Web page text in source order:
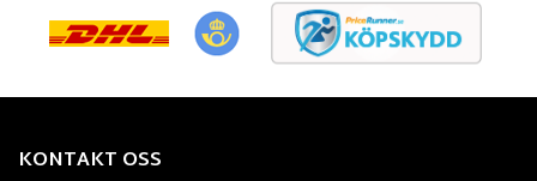
KONTAKT OSS